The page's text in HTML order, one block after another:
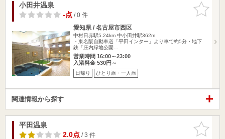
お気に入
りに追加
小田井温泉
-点/ 0 件
愛知県 / 名古屋市西区
中村日赤駅5.24km 中小田井駅362m
・東名阪自動車道「平田インター」より車で約5分・地下
鉄「庄内緑地公園…
営業時間 16:00～23:00
入浴料金 530円～
日帰り ひとり旅・一人旅
関連情報から探す
お気に入
りに追加
平田温泉
2.0点/ 3 件